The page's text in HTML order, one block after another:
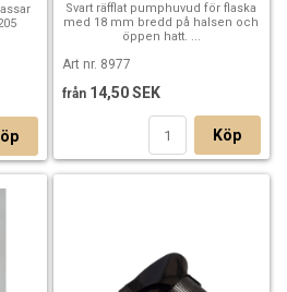
Svart räfflat pumphuvud för flaska
med 18 mm bredd på halsen och
öppen hatt. ...
Art nr. 8977
från 14,50 SEK
Köp